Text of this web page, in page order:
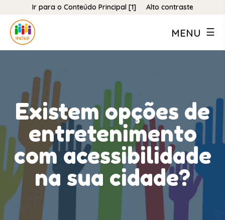
Ir para o Conteúdo Principal [1] Alto contraste
MENU
Existem opções de
entretenimento
com acessibilidade
na sua cidade?